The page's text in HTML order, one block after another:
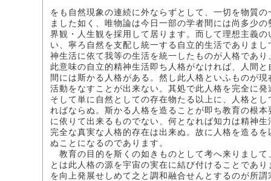
をも自然現象の連続に外ならずとして、一切を物質
ました如く、唯物論は今日一部の学者間には尚多少
界観・人生観を採用して居ります。而して理想主義
い、寧ろ自然を支配し統一する自立的生活でありま
神生活に依て我等の生活を統一したものが人格であ
此意味の自立的精神生活即ち人格がなければ、人間
間には斯かる人格がある。然し此人格といふものが
活動をなすことが出来ない。其処で此人格を完全に
そして単に自然としての存在物たる以上に、人格と
ればならぬ。斯かる人格を造ることが即ち教育の根
に依りて出来るものでない、何となれば知力は精神
完全な真実な人格的存在は出来ぬ。故に人格を造る
ぬことになるのであります。
教育の目的を斯くの如きものとして考へ来りまし
とは此人格の源を宇宙の実在に結び付けることであ
を向上発展せしめて之と調和融合せんとするのが所